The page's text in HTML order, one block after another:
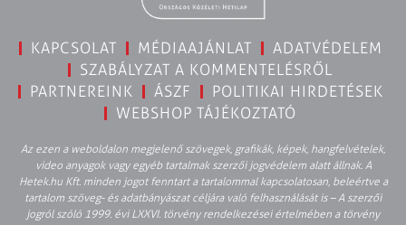
KAPCSOLAT MÉDIAAJÁNLAT
ADATVÉDELEM
SZABÁLYZAT A KOMMENTELÉSRŐL
PARTNEREINK
ÁSZF
POLITIKAI HIRDETÉSEK
WEBSHOP TÁJÉKOZTATÓ
Az ezen a weboldalon megjelenő szövegek, grafikák, képek, hangfelvételek,
video anyagok vagy egyéb tartalmak szerzői jogvédelem alatt állnak. A
Hetek.hu Kft. minden jogot fenntart a tartalommal kapcsolatosan, beleértve a
tartalom szöveg- és adatbányászat céljára való felhasználását is – A szerzői
jogról szóló 1999. évi LXXVI. törvény rendelkezései értelmében a törvény